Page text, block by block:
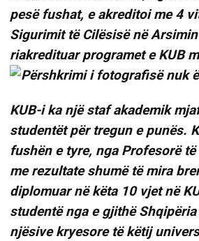
pesë fushat, e akreditoi me 4
Sigurimit të Cilësisë në
riakredituar programet e KUB
KUB-i ka një staf akademik
studentët për tregun e punës.
fushën e tyre, nga Profesorë
me rezultate shumë të mira
diplomuar në këta 10 vjet në
studentë nga e gjithë
njësive kryesore të këtij